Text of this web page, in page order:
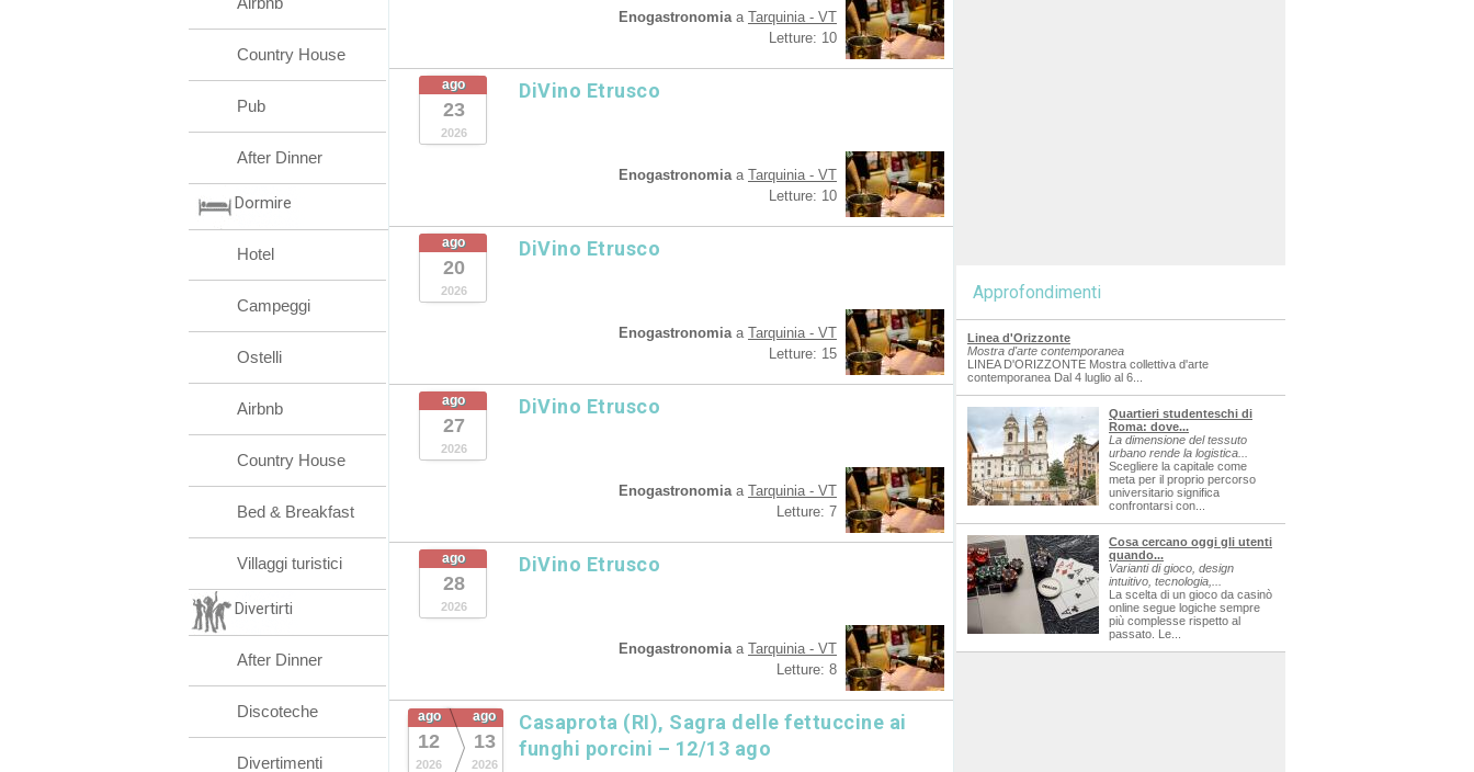
Enogastronomiaa Tarquinia - VT
Letture: 10
ago
23
2026
DiVino Etrusco
Enogastronomiaa Tarquinia - VT
Letture: 10
ago
20
2026
DiVino Etrusco
Enogastronomiaa Tarquinia - VT
Letture: 15
ago
27
2026
DiVino Etrusco
Enogastronomiaa Tarquinia - VT
Letture: 7
ago
28
2026
DiVino Etrusco
Enogastronomiaa Tarquinia - VT
Letture: 8
ago
12
2026
ago
13
2026
Casaprota (RI), Sagra delle fettuccine ai
funghi porcini – 12/13 ago
Country House
Pub
After Dinner
Dormire
Hotel
Campeggi
Ostelli
Airbnb
Country House
Bed & Breakfast
Villaggi turistici
Divertirti
After Dinner
Discoteche
Divertimenti
Approfondimenti
Linea d'Orizzonte
Mostra d'arte contemporanea
LINEA D'ORIZZONTE Mostra collettiva d'arte
contemporanea Dal 4 luglio al 6...
Quartieri studenteschi di
Roma: dove...
La dimensione del tessuto
urbano rende la logistica...
Scegliere la capitale come
meta per il proprio percorso
universitario significa
confrontarsi con...
Cosa cercano oggi gli utenti
quando...
Varianti di gioco, design
intuitivo, tecnologia,...
La scelta di un gioco da casinò
online segue logiche sempre
più complesse rispetto al
passato. Le...